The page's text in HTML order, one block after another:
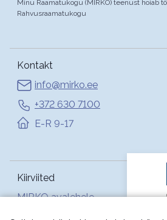
Minu Raamatukogu (MIRKO) teenust hoiab
Rahvusraamatukogu
Kontakt
info@mirko.ee
+372 630 7100
E-R 9-17
Kiirviited
MIRKO avalehele
Abi